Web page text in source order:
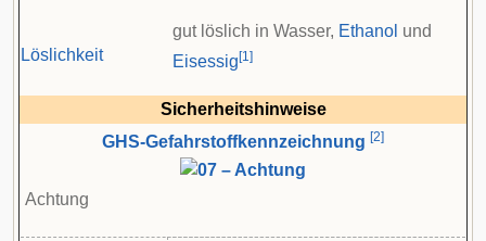
Löslichkeit
gut löslich in Wasser, Ethanol und
Eisessig [1]
Sicherheitshinweise
GHS-Gefahrstoffkennzeichnung [2]
Achtung